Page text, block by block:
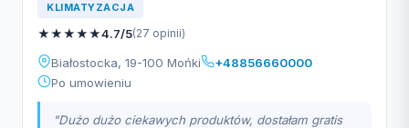
KLIMATYZACJA
★★★★★4.7/5(27 opinii)
Białostocka, 19-100 Mońki
+48856660000
Po umowieniu
"Dużo dużo ciekawych produktów, dostałam gratis